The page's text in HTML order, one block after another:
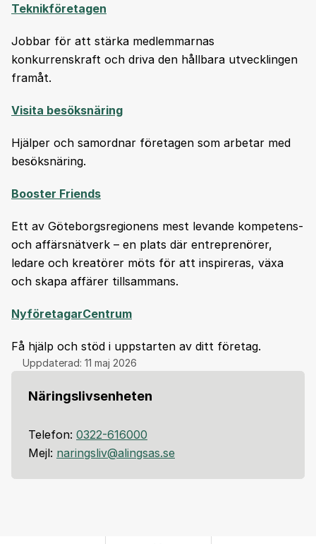
Teknikföretagen
Jobbar för att stärka medlemmarnas
konkurrenskraft och driva den hållbara utvecklingen
framåt.
Visita besöksnäring
Hjälper och samordnar företagen som arbetar med
besöksnäring.
Booster Friends
Ett av Göteborgsregionens mest levande kompetens-
och affärsnätverk – en plats där entreprenörer,
ledare och kreatörer möts för att inspireras, växa
och skapa affärer tillsammans.
NyföretagarCentrum
Få hjälp och stöd i uppstarten av ditt företag.
Uppdaterad: 11 maj 2026
Näringslivsenheten
Telefon: 0322-616000
Mejl: naringsliv@alingsas.se